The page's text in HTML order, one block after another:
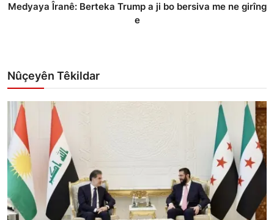
Medyaya Îranê: Berteka Trump a ji bo bersiva me ne girîng
e
Nûçeyên Têkildar